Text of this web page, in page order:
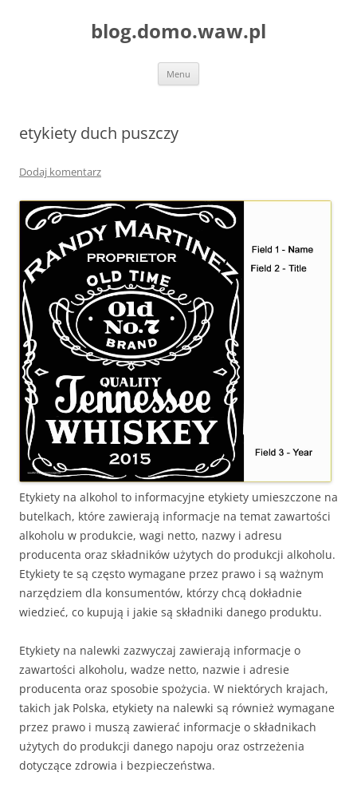
blog.domo.waw.pl
Menu
etykiety duch puszczy
Dodaj komentarz
Etykiety na alkohol to informacyjne etykiety umieszczone na
butelkach, które zawierają informacje na temat zawartości
alkoholu w produkcie, wagi netto, nazwy i adresu
producenta oraz składników użytych do produkcji alkoholu.
Etykiety te są często wymagane przez prawo i są ważnym
narzędziem dla konsumentów, którzy chcą dokładnie
wiedzieć, co kupują i jakie są składniki danego produktu.
Etykiety na nalewki zazwyczaj zawierają informacje o
zawartości alkoholu, wadze netto, nazwie i adresie
producenta oraz sposobie spożycia. W niektórych krajach,
takich jak Polska, etykiety na nalewki są również wymagane
przez prawo i muszą zawierać informacje o składnikach
użytych do produkcji danego napoju oraz ostrzeżenia
dotyczące zdrowia i bezpieczeństwa.